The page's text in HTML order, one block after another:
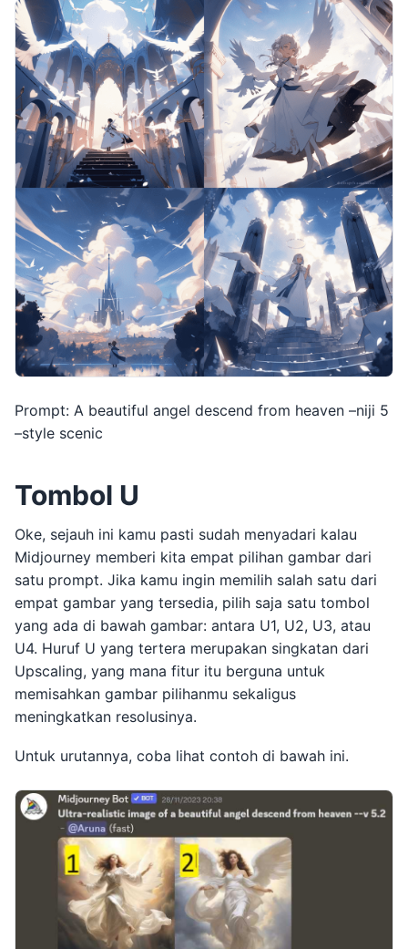
Prompt: A beautiful angel descend from heaven –niji 5
–style scenic
Tombol U
Oke, sejauh ini kamu pasti sudah menyadari kalau
Midjourney memberi kita empat pilihan gambar dari
satu prompt. Jika kamu ingin memilih salah satu dari
empat gambar yang tersedia, pilih saja satu tombol
yang ada di bawah gambar: antara U1, U2, U3, atau
U4. Huruf U yang tertera merupakan singkatan dari
Upscaling, yang mana fitur itu berguna untuk
memisahkan gambar pilihanmu sekaligus
meningkatkan resolusinya.
Untuk urutannya, coba lihat contoh di bawah ini.